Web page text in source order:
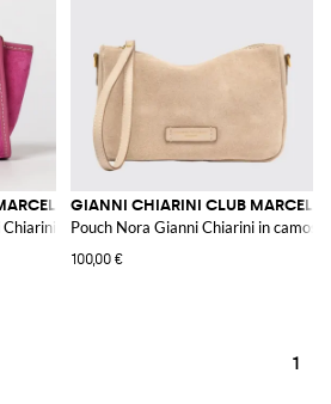
in camoscio
GIANNI CHIARINI CLUB MARCELLA
Pouch Nora Gianni Chiarini in
100,00 €
1